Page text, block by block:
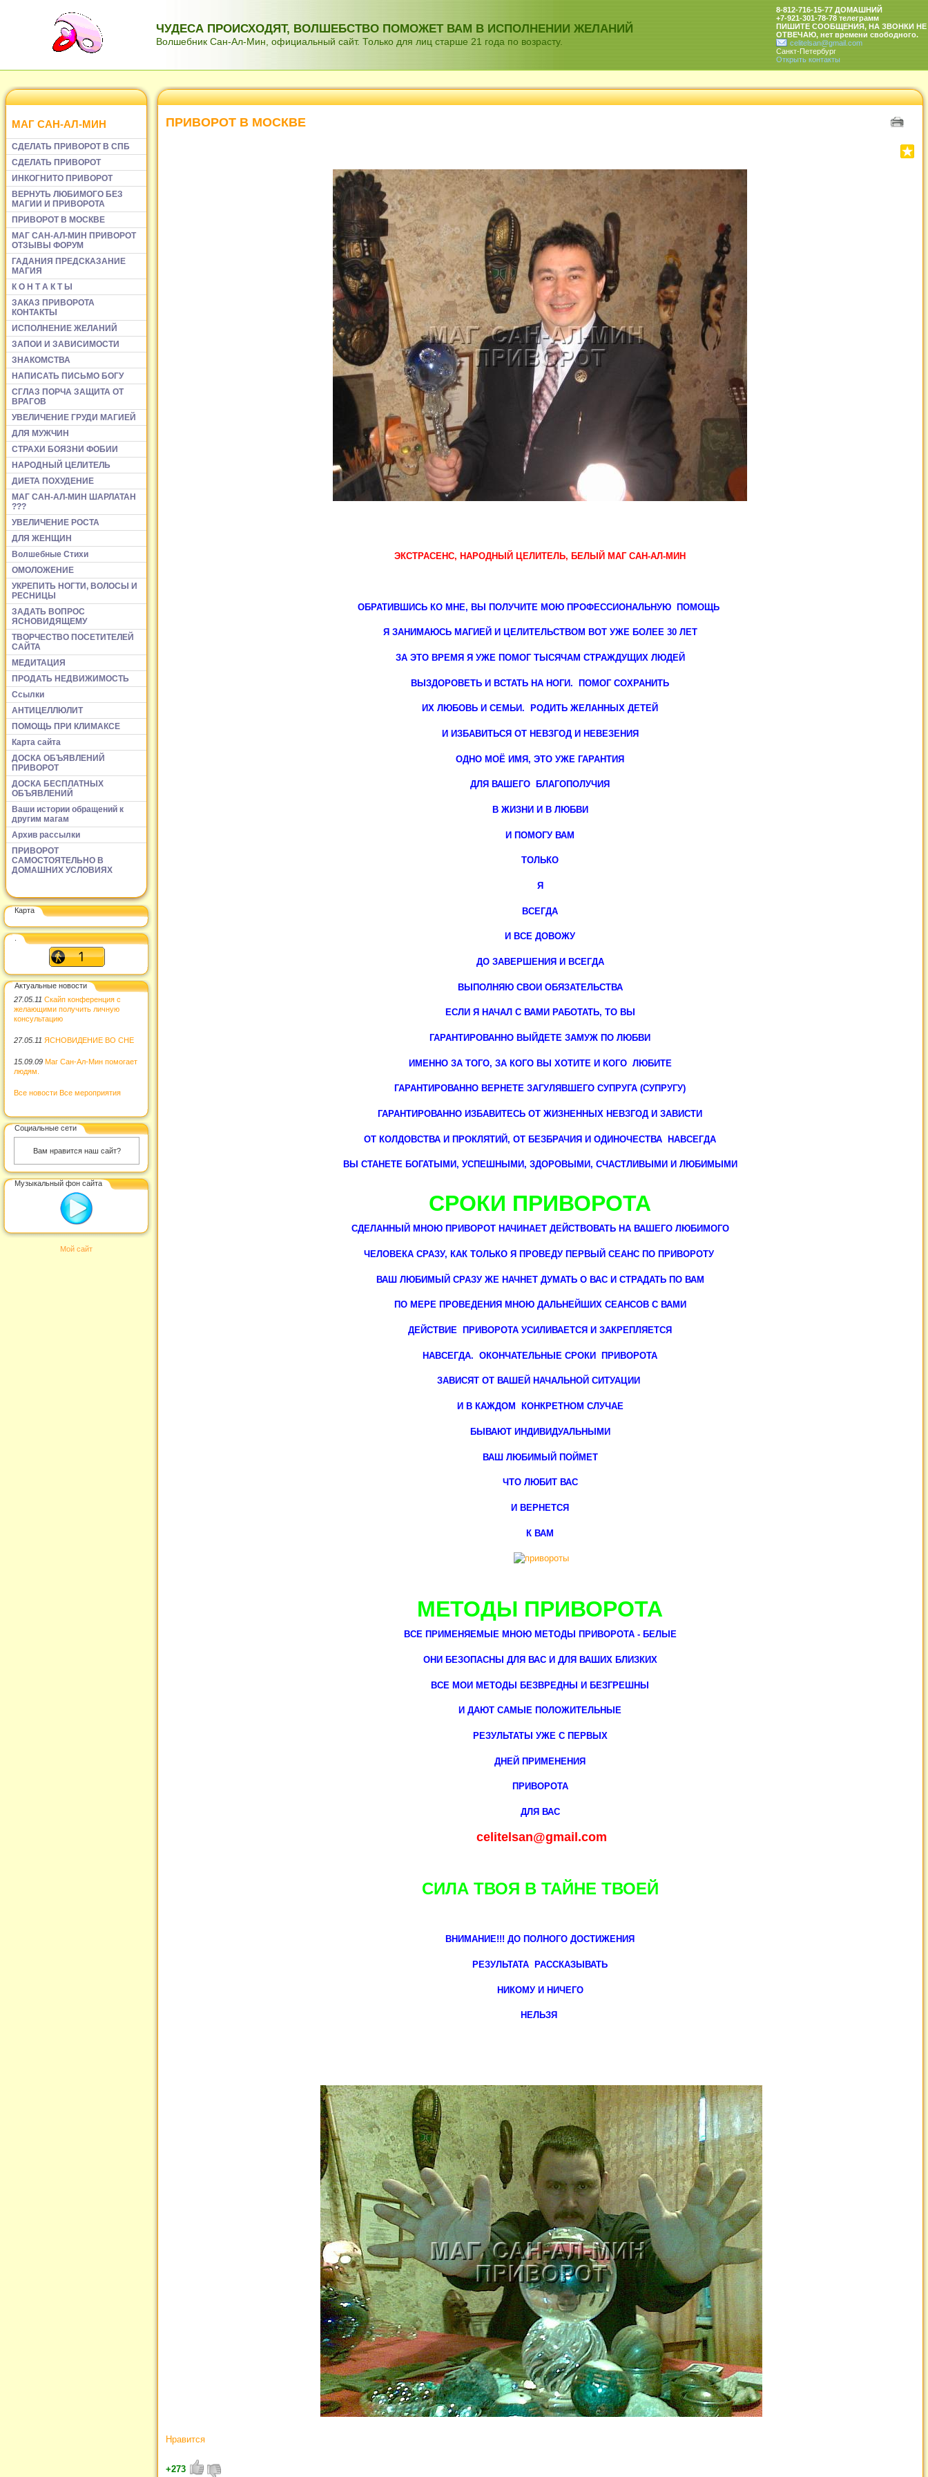
ЧУДЕСА ПРОИСХОДЯТ, ВОЛШЕБСТВО ПОМОЖЕТ ВАМ В ИСПОЛНЕНИИ ЖЕЛАНИЙ
Волшебник Сан-Ал-Мин, официальный сайт. Только для лиц старше 21 года по возрасту.
8-812-716-15-77 ДОМАШНИЙ
+7-921-301-78-78 телеграмм
ПИШИТЕ СООБЩЕНИЯ, НА ЗВОНКИ НЕ
ОТВЕЧАЮ, нет времени свободного.
celitelsan@gmail.com
Санкт-Петербург
Открыть контакты
МАГ САН-АЛ-МИН
СДЕЛАТЬ ПРИВОРОТ В СПБ
СДЕЛАТЬ ПРИВОРОТ
ИНКОГНИТО ПРИВОРОТ
ВЕРНУТЬ ЛЮБИМОГО БЕЗ
МАГИИ И ПРИВОРОТА
ПРИВОРОТ В МОСКВЕ
МАГ САН-АЛ-МИН ПРИВОРОТ
ОТЗЫВЫ ФОРУМ
ГАДАНИЯ ПРЕДСКАЗАНИЕ
МАГИЯ
К О Н Т А К Т Ы
ЗАКАЗ ПРИВОРОТА
КОНТАКТЫ
ИСПОЛНЕНИЕ ЖЕЛАНИЙ
ЗАПОИ И ЗАВИСИМОСТИ
ЗНАКОМСТВА
НАПИСАТЬ ПИСЬМО БОГУ
СГЛАЗ ПОРЧА ЗАЩИТА ОТ
ВРАГОВ
УВЕЛИЧЕНИЕ ГРУДИ МАГИЕЙ
ДЛЯ МУЖЧИН
СТРАХИ БОЯЗНИ ФОБИИ
НАРОДНЫЙ ЦЕЛИТЕЛЬ
ДИЕТА ПОХУДЕНИЕ
МАГ САН-АЛ-МИН ШАРЛАТАН
???
УВЕЛИЧЕНИЕ РОСТА
ДЛЯ ЖЕНЩИН
Волшебные Стихи
ОМОЛОЖЕНИЕ
УКРЕПИТЬ НОГТИ, ВОЛОСЫ И
РЕСНИЦЫ
ЗАДАТЬ ВОПРОС
ЯСНОВИДЯЩЕМУ
ТВОРЧЕСТВО ПОСЕТИТЕЛЕЙ
САЙТА
МЕДИТАЦИЯ
ПРОДАТЬ НЕДВИЖИМОСТЬ
Ссылки
АНТИЦЕЛЛЮЛИТ
ПОМОЩЬ ПРИ КЛИМАКСЕ
Карта сайта
ДОСКА ОБЪЯВЛЕНИЙ
ПРИВОРОТ
ДОСКА БЕСПЛАТНЫХ
ОБЪЯВЛЕНИЙ
Ваши истории обращений к
другим магам
Архив рассылки
ПРИВОРОТ
САМОСТОЯТЕЛЬНО В
ДОМАШНИХ УСЛОВИЯХ
Карта
Актуальные новости
27.05.11 Скайп конференция с
желающими получить личную
консультацию
27.05.11 ЯСНОВИДЕНИЕ ВО СНЕ
15.09.09 Маг Сан-Ал-Мин помогает
людям.
Все новости Все мероприятия
Социальные сети
Вам нравится наш сайт?
Музыкальный фон сайта
Мой сайт
ПРИВОРОТ В МОСКВЕ
ЭКСТРАСЕНС, НАРОДНЫЙ ЦЕЛИТЕЛЬ, БЕЛЫЙ МАГ САН-АЛ-МИН
ОБРАТИВШИСЬ КО МНЕ, ВЫ ПОЛУЧИТЕ МОЮ ПРОФЕССИОНАЛЬНУЮ ПОМОЩЬ
Я ЗАНИМАЮСЬ МАГИЕЙ И ЦЕЛИТЕЛЬСТВОМ ВОТ УЖЕ БОЛЕЕ 30 ЛЕТ
ЗА ЭТО ВРЕМЯ Я УЖЕ ПОМОГ ТЫСЯЧАМ СТРАЖДУЩИХ ЛЮДЕЙ
ВЫЗДОРОВЕТЬ И ВСТАТЬ НА НОГИ. ПОМОГ СОХРАНИТЬ
ИХ ЛЮБОВЬ И СЕМЬИ. РОДИТЬ ЖЕЛАННЫХ ДЕТЕЙ
И ИЗБАВИТЬСЯ ОТ НЕВЗГОД И НЕВЕЗЕНИЯ
ОДНО МОЁ ИМЯ, ЭТО УЖЕ ГАРАНТИЯ
ДЛЯ ВАШЕГО БЛАГОПОЛУЧИЯ
В ЖИЗНИ И В ЛЮБВИ
И ПОМОГУ ВАМ
ТОЛЬКО
Я
ВСЕГДА
И ВСЕ ДОВОЖУ
ДО ЗАВЕРШЕНИЯ И ВСЕГДА
ВЫПОЛНЯЮ СВОИ ОБЯЗАТЕЛЬСТВА
ЕСЛИ Я НАЧАЛ С ВАМИ РАБОТАТЬ, ТО ВЫ
ГАРАНТИРОВАННО ВЫЙДЕТЕ ЗАМУЖ ПО ЛЮБВИ
ИМЕННО ЗА ТОГО, ЗА КОГО ВЫ ХОТИТЕ И КОГО ЛЮБИТЕ
ГАРАНТИРОВАННО ВЕРНЕТЕ ЗАГУЛЯВШЕГО СУПРУГА (СУПРУГУ)
ГАРАНТИРОВАННО ИЗБАВИТЕСЬ ОТ ЖИЗНЕННЫХ НЕВЗГОД И ЗАВИСТИ
ОТ КОЛДОВСТВА И ПРОКЛЯТИЙ, ОТ БЕЗБРАЧИЯ И ОДИНОЧЕСТВА НАВСЕГДА
ВЫ СТАНЕТЕ БОГАТЫМИ, УСПЕШНЫМИ, ЗДОРОВЫМИ, СЧАСТЛИВЫМИ И ЛЮБИМЫМИ
СРОКИ ПРИВОРОТА
СДЕЛАННЫЙ МНОЮ ПРИВОРОТ НАЧИНАЕТ ДЕЙСТВОВАТЬ НА ВАШЕГО ЛЮБИМОГО
ЧЕЛОВЕКА СРАЗУ, КАК ТОЛЬКО Я ПРОВЕДУ ПЕРВЫЙ СЕАНС ПО ПРИВОРОТУ
ВАШ ЛЮБИМЫЙ СРАЗУ ЖЕ НАЧНЕТ ДУМАТЬ О ВАС И СТРАДАТЬ ПО ВАМ
ПО МЕРЕ ПРОВЕДЕНИЯ МНОЮ ДАЛЬНЕЙШИХ СЕАНСОВ С ВАМИ
ДЕЙСТВИЕ ПРИВОРОТА УСИЛИВАЕТСЯ И ЗАКРЕПЛЯЕТСЯ
НАВСЕГДА. ОКОНЧАТЕЛЬНЫЕ СРОКИ ПРИВОРОТА
ЗАВИСЯТ ОТ ВАШЕЙ НАЧАЛЬНОЙ СИТУАЦИИ
И В КАЖДОМ КОНКРЕТНОМ СЛУЧАЕ
БЫВАЮТ ИНДИВИДУАЛЬНЫМИ
ВАШ ЛЮБИМЫЙ ПОЙМЕТ
ЧТО ЛЮБИТ ВАС
И ВЕРНЕТСЯ
К ВАМ
МЕТОДЫ ПРИВОРОТА
ВСЕ ПРИМЕНЯЕМЫЕ МНОЮ МЕТОДЫ ПРИВОРОТА - БЕЛЫЕ
ОНИ БЕЗОПАСНЫ ДЛЯ ВАС И ДЛЯ ВАШИХ БЛИЗКИХ
ВСЕ МОИ МЕТОДЫ БЕЗВРЕДНЫ И БЕЗГРЕШНЫ
И ДАЮТ САМЫЕ ПОЛОЖИТЕЛЬНЫЕ
РЕЗУЛЬТАТЫ УЖЕ С ПЕРВЫХ
ДНЕЙ ПРИМЕНЕНИЯ
ПРИВОРОТА
ДЛЯ ВАС
celitelsan@gmail.com
СИЛА ТВОЯ В ТАЙНЕ ТВОЕЙ
ВНИМАНИЕ!!! ДО ПОЛНОГО ДОСТИЖЕНИЯ
РЕЗУЛЬТАТА РАССКАЗЫВАТЬ
НИКОМУ И НИЧЕГО
НЕЛЬЗЯ
Нравится
+273